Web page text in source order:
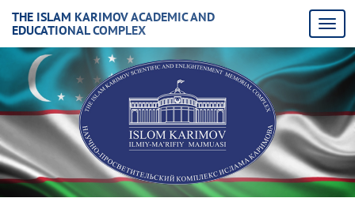
THE ISLAM KARIMOV ACADEMIC AND
EDUCATIONAL COMPLEX